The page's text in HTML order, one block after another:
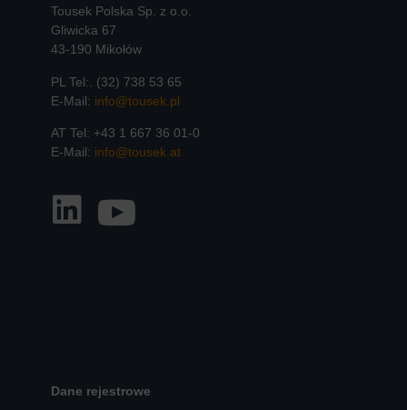
Tousek Polska Sp. z o.o.
Gliwicka 67
43-190 Mikołów
PL Tel:. (32) 738 53 65
E-Mail: info@tousek.pl
AT Tel: +43 1 667 36 01-0
E-Mail: info@tousek.at
Dane rejestrowe